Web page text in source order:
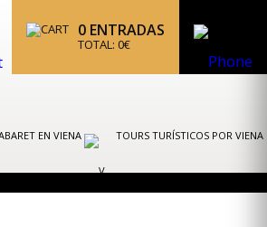
0 ENTRADAS
TOTAL: 0€
EN VIENA TOURS TURÍSTICOS POR VIENA